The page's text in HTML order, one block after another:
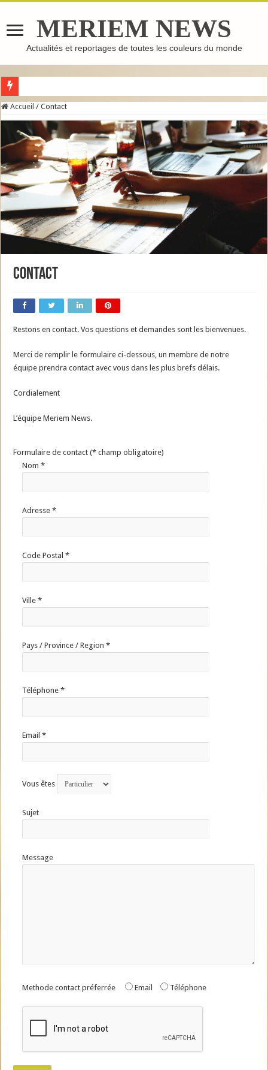
MERIEM NEWS
Actualités et reportages de toutes les couleurs du monde
GHASSOUL : L’ARGILE MAROCAINE QUI FAIT LE TOUR DU MONDE
Accueil / Contact
Contact
Restons en contact. Vos questions et demandes sont les bienvenues.
Merci de remplir le formulaire ci-dessous, un membre de notre
équipe prendra contact avec vous dans les plus brefs délais.
Cordialement
L’équipe Meriem News.
Formulaire de contact (* champ obligatoire)
Nom *
Adresse *
Code Postal *
Ville *
Pays / Province / Region *
Téléphone *
Email *
Vous êtes
Sujet
Message
Methode contact préferrée Email Téléphone